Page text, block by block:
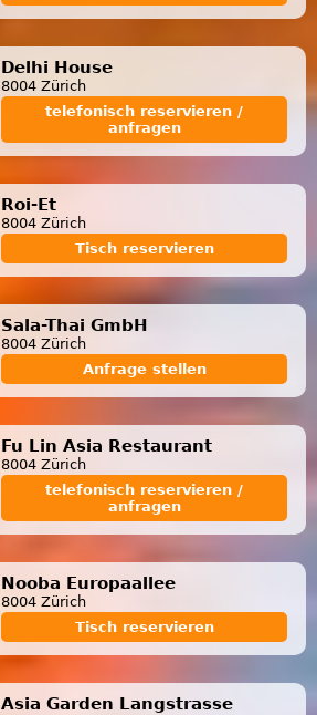
Delhi House
8004 Zürich
telefonisch reservieren /
anfragen
Roi-Et
8004 Zürich
Tisch reservieren
Sala-Thai GmbH
8004 Zürich
Anfrage stellen
Fu Lin Asia Restaurant
8004 Zürich
telefonisch reservieren /
anfragen
Nooba Europaallee
8004 Zürich
Tisch reservieren
Asia Garden Langstrasse